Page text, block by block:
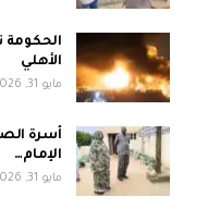
الأهلي
مايو 31, 2026
أسرة
الإمام…
مايو 31, 2026